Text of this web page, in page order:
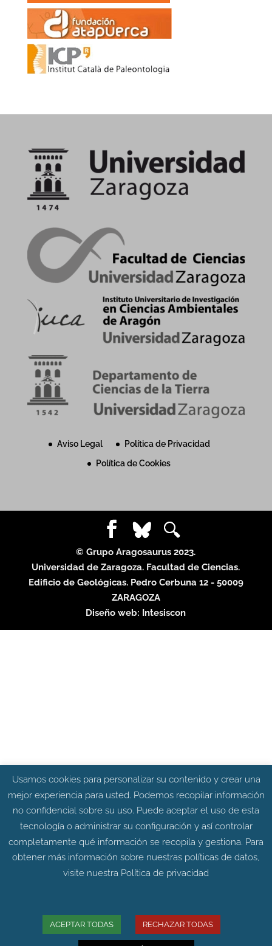
Aviso Legal
Política de Privacidad
Política de Cookies
© Grupo Aragosaurus 2023.
Universidad de Zaragoza. Facultad de Ciencias.
Edificio de Geológicas. Pedro Cerbuna 12 - 50009
ZARAGOZA
Diseño web: Intesiscon
Usamos cookies para personalizar su contenido y crear una
mejor experiencia para usted. Podemos recopilar información
no confidencial sobre su uso. Puede aceptar el uso de esta
tecnología o administrar su configuración y así controlar
completamente qué información se recopila y gestiona. Para
obtener más información sobre nuestras políticas de datos,
visite nuestra Política de privacidad
ACEPTAR TODAS RECHAZAR TODAS